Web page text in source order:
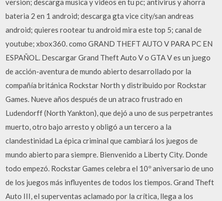
version; descarga musica y videos en tu pc; antivirus y ahorra
bateria 2 en 1 android; descarga gta vice city/san andreas
android; quieres rootear tu android mira este top 5; canal de
youtube; xbox360. como GRAND THEFT AUTO V PARA PC EN
ESPAÑOL. Descargar Grand Theft Auto V o GTA V es un juego
de acción-aventura de mundo abierto desarrollado por la
compañía británica Rockstar North y distribuido por Rockstar
Games. Nueve años después de un atraco frustrado en
Ludendorff (North Yankton), que dejó a uno de sus perpetrantes
muerto, otro bajo arresto y obligó a un tercero a la
clandestinidad La épica criminal que cambiará los juegos de
mundo abierto para siempre. Bienvenido a Liberty City. Donde
todo empezó. Rockstar Games celebra el 10º aniversario de uno
de los juegos más influyentes de todos los tiempos. Grand Theft
Auto III, el superventas aclamado por la crítica, llega a los